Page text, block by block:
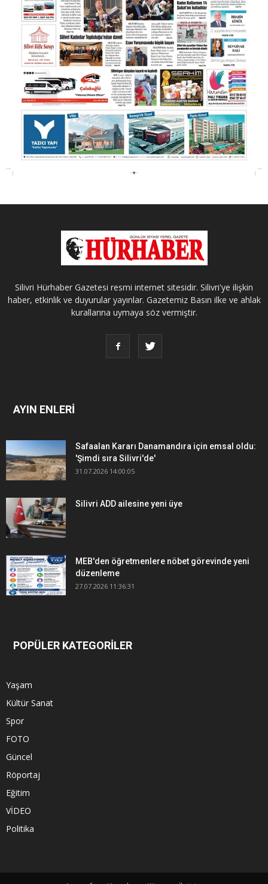
Silivri Hürhaber Gazetesi resmi internet sitesidir. Silivri'ye ilişkin
haber, etkinlik ve duyurular yayınlar. Gazetemiz Basın ilke ve ahlak
kurallarına uymaya söz vermiştir.
AYIN ENLERİ
Safaalan Kararı Danamandıra için emsal oldu:
'Şimdi sıra Silivri'de'
31.07.2026 14:00:05
Silivri ADD ailesine yeni üye
MEB'den öğretmenlere nöbet görevinde yeni
düzenleme
27.07.2026 11:36:31
POPÜLER KATEGORİLER
Yaşam
Kültür Sanat
Spor
FOTO
Güncel
Röportaj
Eğitim
VİDEO
Politika